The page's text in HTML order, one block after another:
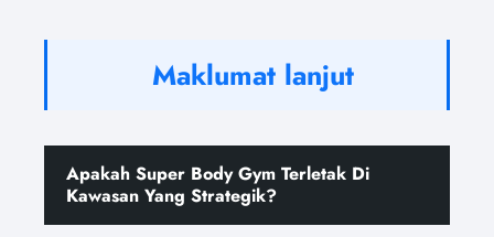
Maklumat lanjut
Apakah Super Body Gym Terletak Di
Kawasan Yang Strategik?